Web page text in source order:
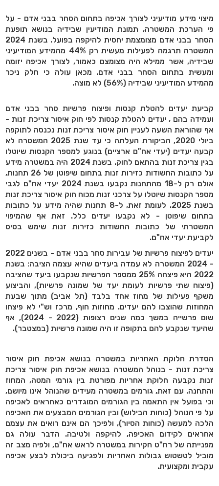
מיצוי מידע מודיעיני לצורך אכיפה בתחום הסחר בבני אדם - על
פי הערכת המשטרה, תמונת המודיעין שבידיה בנושא תופעת
הסחר בבני אדם מצומצמת יחסית להיקפה בפועל. בשנת 2024
המשטרה תרגמה לפעילות מעשית רק 44% מהמידע המודיעיני
שבידיה, אשר ממילא היה מצומצם כאמור, לצורך אכיפה יזומה
ומעשית בתחום הסחר בבני אדם. מכאן עולה כי חלק ניכר
מהמידע המודיעיני שבידיה (56%) לא מוצה.
קביעת יעדים להטלת קנסות ופיצוח פרשיות סחר בבני אדם
ועמידה בהם , יעדים להטלת קנסות לפי חוק איסור צריכת זנות -
אף שהוראת השעה לעניין חוק איסור צריכת זנות נכנסה לתוקפה
ביולי 2020, הביקורת העלתה כי עד שנת 2025 המשטרה לא
קבעה יעדים (יעדי אח"ם ארציים) בנוגע למספר הקנסות שיוטלו
בגין צריכת זנות בהתאם לחוק. בשנת 2024 היה במשטרה מידע
על כתובות החשודות כזירות זנות בתחום שיפוטן של 26 תחנות,
אולם רק ל-18 מהתחנות נקבעו בשנת 2024 יעדי אח"ם לגבי
מספר הקנסות שיוטלו על צרכני זנות מכוח חוק איסור צריכת זנות
בשנת 2025. לעומת זאת, ל-8 תחנות שהיה מידע על כתובות
בתחום שיפוטן - לא נקבעו יעדים כלל. זאת אף שהמיפוי
המשטרתי של כתובות החשודות כזירות זנות שימש בסיס
לקביעת יעדי אח"ם.
יעדים לפיצוח פרשיות של עבירות סחר בבני אדם - בשנים 2022
- 2024 המשטרה לא עמדה ביעדים שהיא עצמה הציבה: בשנת
2022 היא פיצחה 25% ממספר הפרשיות שנקבעו ביעד שהציבה
(פיצוח שתי פרשיות לעומת יעד של שמונה פרשיות), והביצוע
משקף פעילות של מחוז אחד בלבד (תל אביב) מתוך שבעת
המחוזות שהוצבו להם יעדים. מחוזות חוף, מרכז וש"י לא פיצחו
שום פרשייה במשך כמה שנים רצופות (2022 - 2024), אף
שהיעד שנקבע להם בתקופה זו היה שמונה פרשיות (במצטבר).
הסדרת חלוקת האחריות במשטרה בנושא אכיפת חוק איסור
צריכת זנות - בנוהל המשטרה בנושא אכיפת חוק איסור צריכת
זנות נקבעה חלוקת אחריות מפורטת בין גורמי המטה, המחוז
והתחנה. עם זאת, גורמים במשטרה מעידים שהנוהל אינו מיושם,
וכי בפועל אין התאמה בין הגורמים המוגדרים כאחראים לאכיפה
על פי הנוהל (כוחות הבילוש) ובין הגורמים המבצעים את האכיפה
הלכה למעשה (כוחות הסיור), ולפיכך הם אינם רואים את עצמם
אחראים לקידום האכיפה, להיקפה ולטיבה. הדבר עולה גם
מפנייתה של רח"ט חקירות במשטרה לראש אח"ם, ולפיה מצב זה
מוביל לטשטוש גבולות האחריות ולפגיעה ביכולת לבצע אכיפה
עקבית ומקצועית.